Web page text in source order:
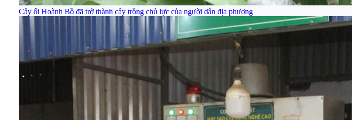
Cây ổi Hoành Bồ đã trở thành cây trồng chủ lực của người dân địa phương